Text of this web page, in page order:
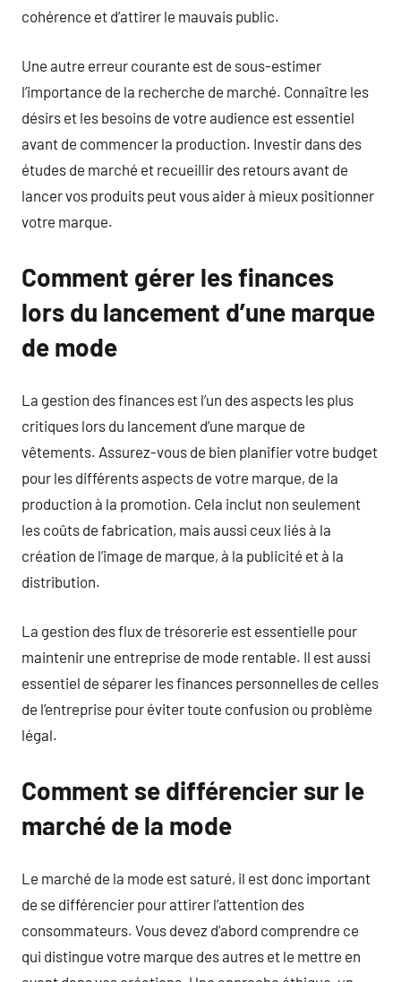
cohérence et d’attirer le mauvais public.
Une autre erreur courante est de sous-estimer
l’importance de la recherche de marché. Connaître les
désirs et les besoins de votre audience est essentiel
avant de commencer la production. Investir dans des
études de marché et recueillir des retours avant de
lancer vos produits peut vous aider à mieux positionner
votre marque.
Comment gérer les finances
lors du lancement d’une marque
de mode
La gestion des finances est l’un des aspects les plus
critiques lors du lancement d’une marque de
vêtements. Assurez-vous de bien planifier votre budget
pour les différents aspects de votre marque, de la
production à la promotion. Cela inclut non seulement
les coûts de fabrication, mais aussi ceux liés à la
création de l’image de marque, à la publicité et à la
distribution.
La gestion des flux de trésorerie est essentielle pour
maintenir une entreprise de mode rentable. Il est aussi
essentiel de séparer les finances personnelles de celles
de l’entreprise pour éviter toute confusion ou problème
légal.
Comment se différencier sur le
marché de la mode
Le marché de la mode est saturé, il est donc important
de se différencier pour attirer l’attention des
consommateurs. Vous devez d’abord comprendre ce
qui distingue votre marque des autres et le mettre en